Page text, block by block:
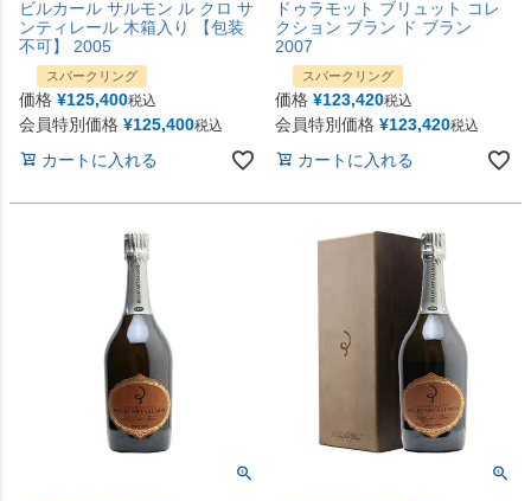
ビルカール サルモン ル クロ サ
ンティレール 木箱入り 【包装
不可】 2005
スパークリング
価格 ¥125,400税込
会員特別価格 ¥125,400税込
カートに入れる
ドゥラモット ブリュット コレ
クション ブラン ド ブラン
2007
スパークリング
価格 ¥123,420税込
会員特別価格 ¥123,420税込
カートに入れる